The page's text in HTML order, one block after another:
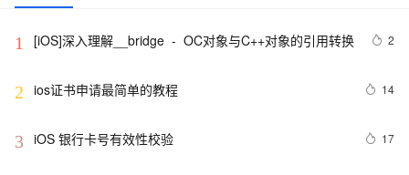
1 [iOS]深入理解__bridge  -  OC对象与C++对象的引用转换 2
2 ios证书申请最简单的教程 14
3 iOS 银行卡号有效性校验 17